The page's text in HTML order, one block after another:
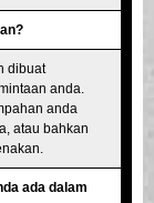
dibuat
anda.
anda
atau bahkan
ada dalam